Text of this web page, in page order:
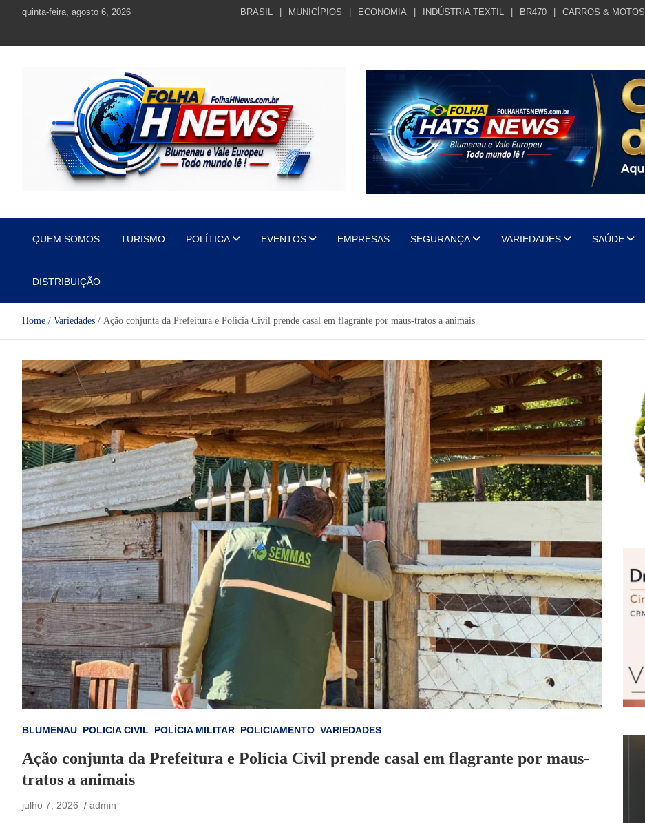
quinta-feira, agosto 6, 2026 BRASIL MUNICÍPIOS ECONOMIA INDÚSTRIA TEXTIL BR470 CARROS & MOTOS
QUEM SOMOS TURISMO POLÍTICA EVENTOS EMPRESAS SEGURANÇA VARIEDADES SAÚDE
DISTRIBUIÇÃO
Home Variedades Ação conjunta da Prefeitura e Polícia Civil prende casal em flagrante por maus-tratos a animais
BLUMENAU POLICIA CIVIL POLÍCIA MILITAR POLICIAMENTO VARIEDADES
Ação conjunta da Prefeitura e Polícia Civil prende casal em flagrante por maus-
tratos a animais
julho 7, 2026 admin